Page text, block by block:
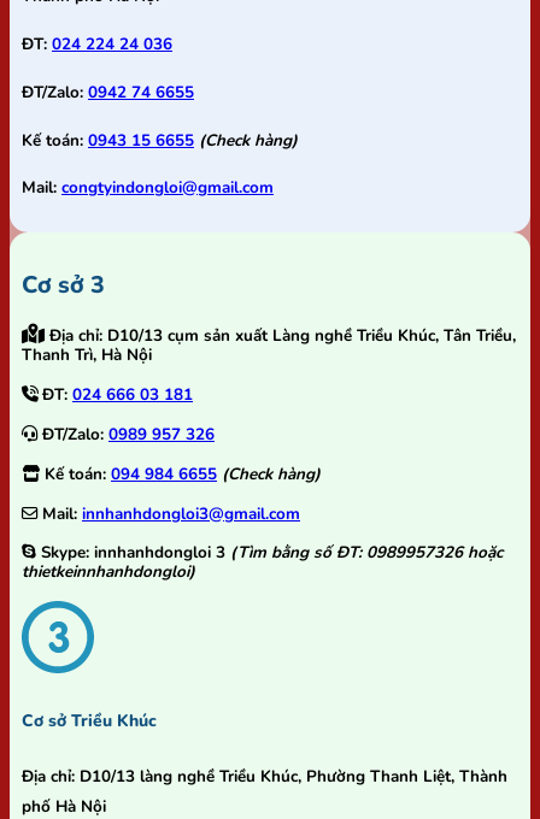
ĐT: 024 224 24 036
ĐT/Zalo: 0942 74 6655
Kế toán: 0943 15 6655 (Check hàng)
Mail: congtyindongloi@gmail.com
Cơ sở 3
Địa chỉ: D10/13 cụm sản xuất Làng nghề Triều Khúc, Tân Triều,
Thanh Trì, Hà Nội
ĐT: 024 666 03 181
ĐT/Zalo: 0989 957 326
Kế toán: 094 984 6655 (Check hàng)
Mail: innhanhdongloi3@gmail.com
Skype: innhanhdongloi 3 (Tìm bằng số ĐT: 0989957326 hoặc
thietkeinnhanhdongloi)
Cơ sở Triều Khúc
Địa chỉ: D10/13 làng nghề Triều Khúc, Phường Thanh Liệt, Thành
phố Hà Nội